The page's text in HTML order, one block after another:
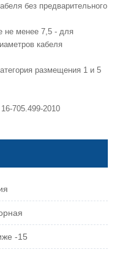
без предварительного
не менее 7,5 - для
кабеля
размещения 1 и 5
705.499-2010
-15